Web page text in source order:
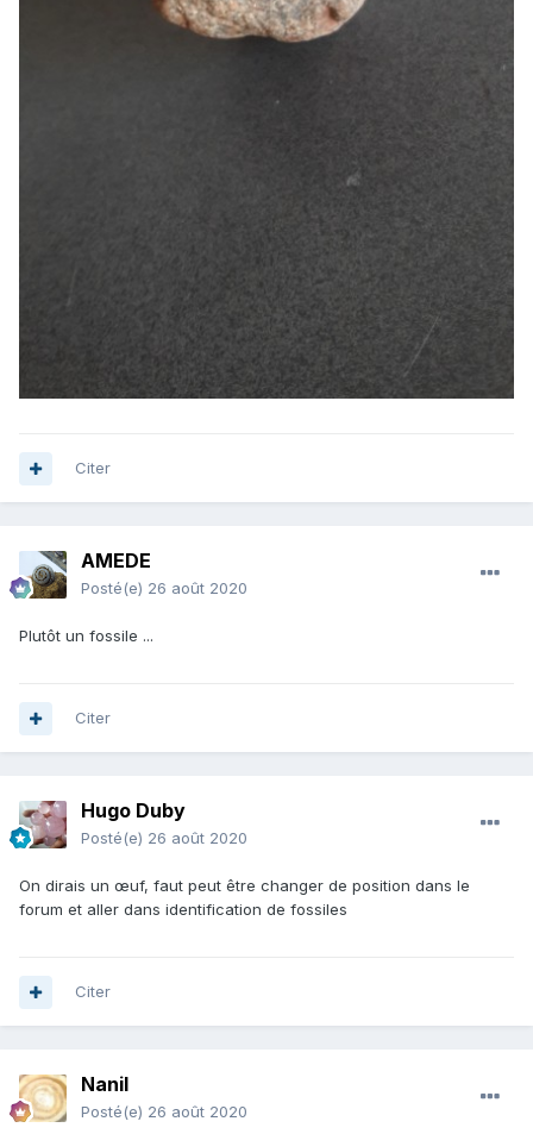
Citer
AMEDE
Posté(e) 26 août 2020
Plutôt un fossile ...
Citer
Hugo Duby
Posté(e) 26 août 2020
On dirais un œuf, faut peut être changer de position dans le
forum et aller dans identification de fossiles
Citer
Nanil
Posté(e) 26 août 2020